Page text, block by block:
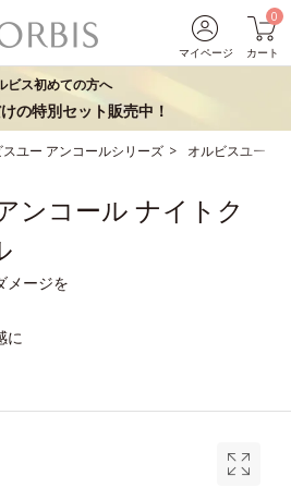
マイページ
0
カート
ビス初めての方へ
の特別セット販売中！
スユー アンコールシリーズ オルビスユー ア
ンコール ナイトク
メージを
に